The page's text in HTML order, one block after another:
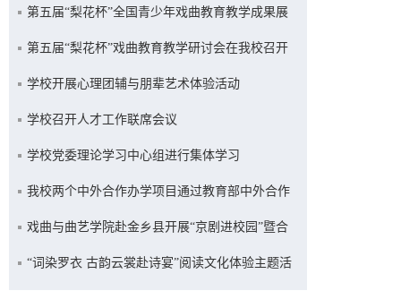
第五届“梨花杯”全国青少年戏曲教育教学成果展
示活动优秀成果展演在山艺举行
第五届“梨花杯”戏曲教育教学研讨会在我校召开
学校开展心理团辅与朋辈艺术体验活动
学校召开人才工作联席会议
学校党委理论学习中心组进行集体学习
我校两个中外合作办学项目通过教育部中外合作
办学专项评估
戏曲与曲艺学院赴金乡县开展“京剧进校园”暨合
约续签活动
“词染罗衣 古韵云裳赴诗宴”阅读文化体验主题活